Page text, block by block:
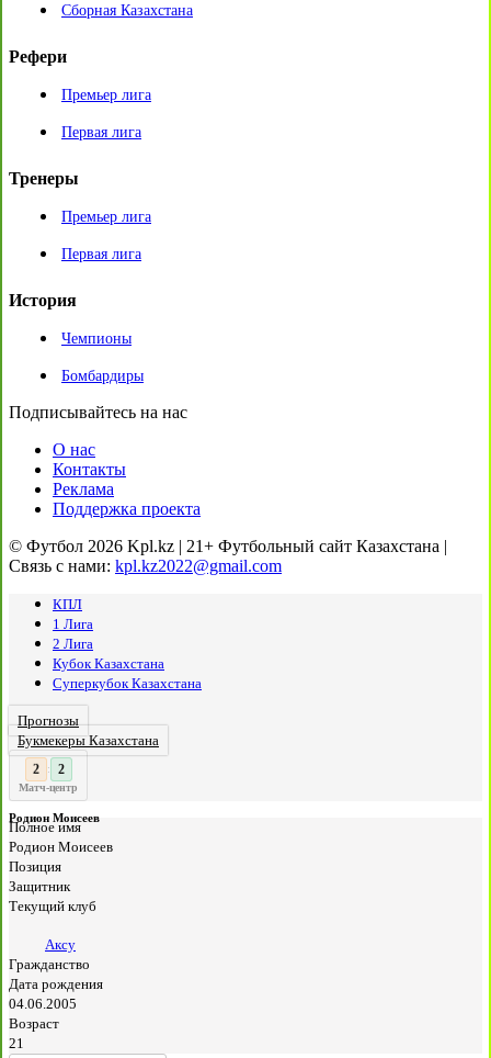
Сборная Казахстана
Рефери
Премьер лига
Первая лига
Тренеры
Премьер лига
Первая лига
История
Чемпионы
Бомбардиры
Подписывайтесь на нас
О нас
Контакты
Реклама
Поддержка проекта
© Футбол 2026 Kpl.kz | 21+ Футбольный сайт Казахстана |
Связь с нами: kpl.kz2022@gmail.com
КПЛ
1 Лига
2 Лига
Кубок Казахстана
Суперкубок Казахстана
Прогнозы
Букмекеры Казахстана
3 : 2
Матч-центр
Родион Моисеев
Полное имя
Родион Моисеев
Позиция
Защитник
Текущий клуб
Аксу
Гражданство
Дата рождения
04.06.2005
Возраст
21